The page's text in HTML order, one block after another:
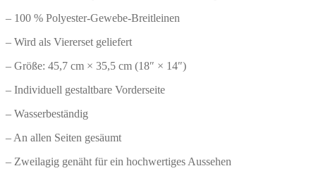
– 100 % Polyester-Gewebe-Breitleinen
– Wird als Viererset geliefert
– Größe: 45,7 cm × 35,5 cm (18″ × 14″)
– Individuell gestaltbare Vorderseite
– Wasserbeständig
– An allen Seiten gesäumt
– Zweilagig genäht für ein hochwertiges Aussehen